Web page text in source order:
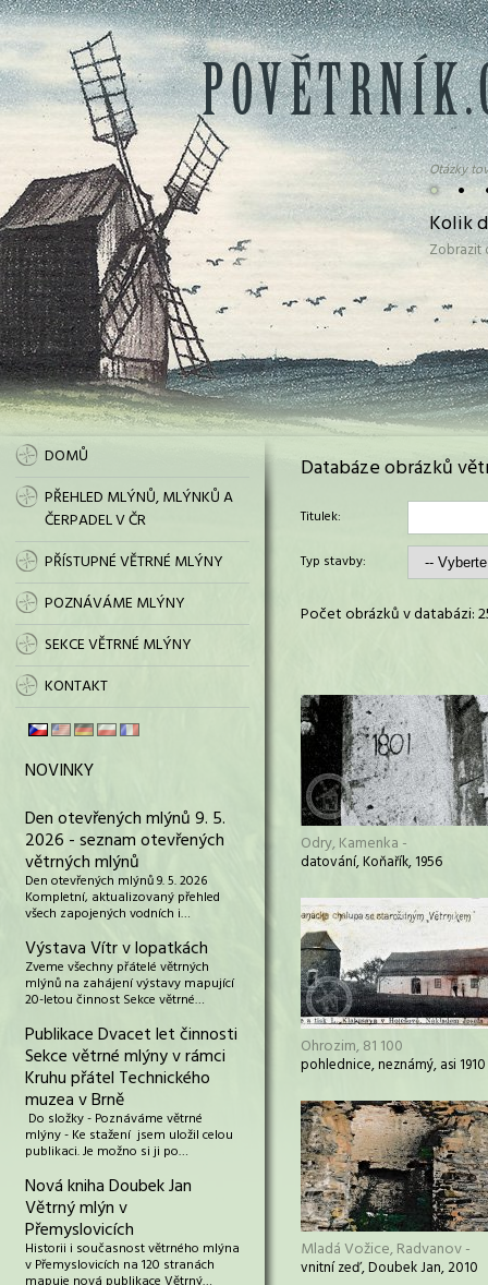
• •
Otázky
Kolik
DOMŮ
PŘEHLED MLÝNŮ, MLÝNKŮ A
ČERPADEL V ČR
PŘÍSTUPNÉ VĚTRNÉ MLÝNY
POZNÁVÁME MLÝNY
SEKCE VĚTRNÉ MLÝNY
KONTAKT
NOVINKY
Den otevřených mlýnů 9. 5.
2026 - seznam otevřených
větrných mlýnů
Den otevřených mlýnů 9. 5. 2026
Kompletní, aktualizovaný přehled
všech zapojených vodních i…
Výstava Vítr v lopatkách
Zveme všechny přátelé větrných
mlýnů na zahájení výstavy mapující
20-letou činnost Sekce větrné…
Publikace Dvacet let činnosti
Sekce větrné mlýny v rámci
Kruhu přátel Technického
muzea v Brně
Do složky - Poznáváme větrné
mlýny - Ke stažení jsem uložil celou
publikaci. Je možno si ji po…
Nová kniha Doubek Jan
Větrný mlýn v
Přemyslovicích
Historii i současnost větrného mlýna
v Přemyslovicích na 120 stranách
Databáze obrázků
Titulek:
Typ stavby:
Počet obrázků v databázi:
Odry, Kamenka -
datování, Koňařík, 1956
Ohrozim, 81 100
pohlednice, neznámý, asi 1910
Mladá Vožice, Radvanov -
vnitní zeď, Doubek Jan, 2010